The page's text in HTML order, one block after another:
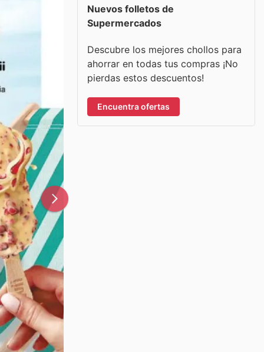
Nuevos folletos de
Supermercados
Descubre los mejores chollos para
ahorrar en todas tus compras ¡No
pierdas estos descuentos!
Encuentra ofertas